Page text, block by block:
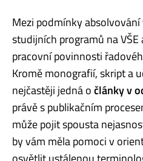
Mezi podmínky
studijních programů na
pracovní povinnosti
Kromě monografií, skript a
nejčastěji jedná očlánky v
právě s publikačním
může pojit spousta
by vám měla pomoci v